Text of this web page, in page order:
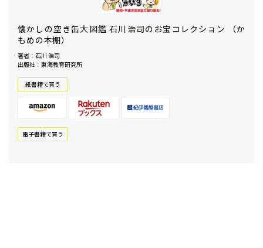
懐かしの空き缶大図鑑 石川浩司のお宝コレクション （か
もめの本棚）
著者：石川 浩司
出版社：東海教育研究所
紙書籍で買う
電⼦書籍で買う